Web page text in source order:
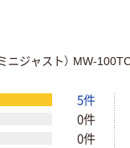
ジャスト） MW-
5件
0件
0件